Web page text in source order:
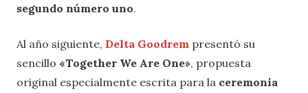
segundo número uno.
Al año siguiente, Delta Goodrem presentó su
sencillo «Together We Are One», propuesta
original especialmente escrita para la ceremonia